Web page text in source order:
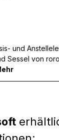
und
Sessel von